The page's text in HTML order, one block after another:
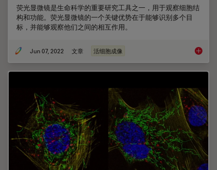
荧光显微镜是生命科学的重要研究工具之一，用于观察细胞结
构和功能。荧光显微镜的一个关键优势在于能够识别多个目
标，并能够观察他们之间的相互作用。
Jun 07, 2022 文章 活细胞成像